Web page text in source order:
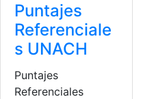
Puntajes
Referenciale
s UNACH
Puntajes
Referenciales